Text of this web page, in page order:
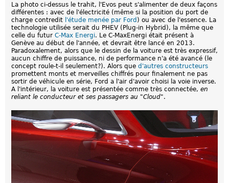
La photo ci-dessus le trahit, l'Evos peut s'alimenter de deux façons
différentes : avec de l'électricité (même si la position du port de
charge contredit l'étude menée par Ford ) ou avec de l'essence. La
technologie utilisée serait du PHEV (Plug-in Hybrid), la même que
celle du futur C-Max Energi. Le C-MaxEnergi était présent à
Genève au début de l'année, et devrait être lancé en 2013.
Paradoxalement, alors que le dessin de la voiture est très expressif,
aucun chiffre de puissance, ni de performance n'a été avancé (le
concept roule-t-il seulement?). Alors que d'autres constructeurs
promettent monts et merveilles chiffrés pour finalement ne pas
sortir de véhicule en série, Ford a l'air d'avoir choisi la voie inverse.
A l'intérieur, la voiture est présentée comme très connectée, en
reliant le conducteur et ses passagers au "Cloud".